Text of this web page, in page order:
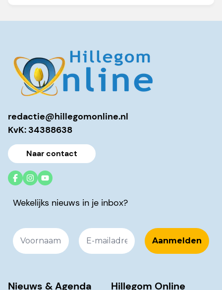
redactie@hillegomonline.nl
KvK: 34388638
Naar contact
Wekelijks nieuws in je inbox?
Nieuws & Agenda Hillegom Online